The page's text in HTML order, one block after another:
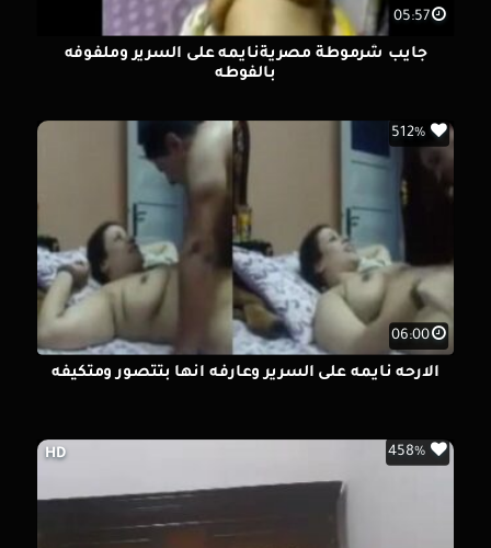
05:57
جايب شرموطة مصريةنايمه على السرير وملفوفه
بالفوطه
06:00
512%
الارحه نايمه على السرير وعارفه انها بتتصور ومتكيفه
HD 458%